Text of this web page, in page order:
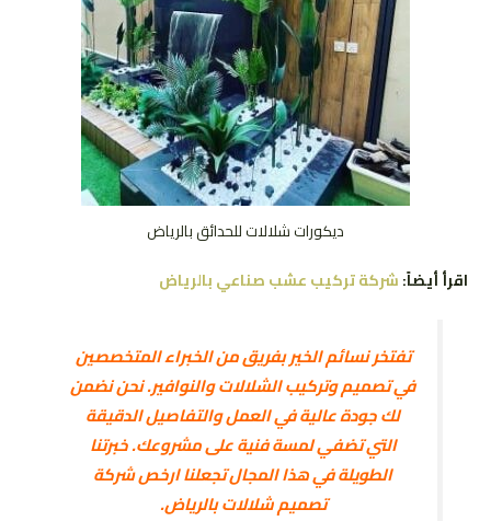
ديكورات شلالات للحدائق بالرياض
اقرأ أيضاً:شركة تركيب عشب صناعي بالرياض
تفتخر نسائم الخير بفريق من الخبراء المتخصصين
في تصميم وتركيب الشلالات والنوافير. نحن نضمن
لك جودة عالية في العمل والتفاصيل الدقيقة
التي تضفي لمسة فنية على مشروعك. خبرتنا
الطويلة في هذا المجال تجعلنا ارخص شركة
تصميم شلالات بالرياض.